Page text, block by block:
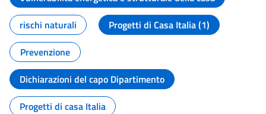
rischi naturali
Progetti di Casa Italia (1)
Prevenzione
Dichiarazioni del capo Dipartimento
Progetti di casa Italia